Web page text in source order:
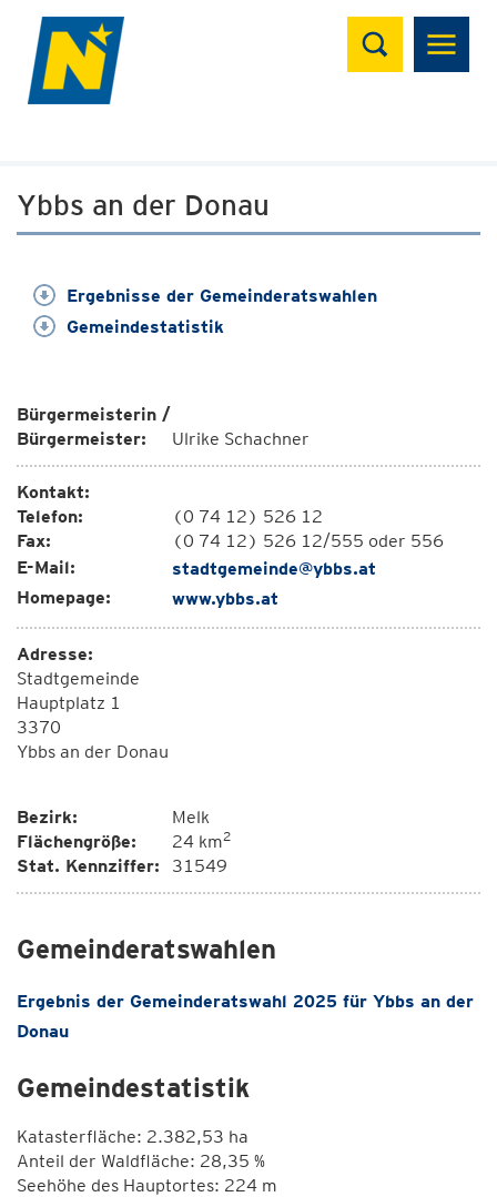
Suchen
Ybbs an der Donau
Ergebnisse der Gemeinderatswahlen
Gemeindestatistik
Bürgermeisterin /
Bürgermeister:
Ulrike Schachner
Kontakt:
Telefon:
(0 74 12) 526 12
Fax:
(0 74 12) 526 12/555 oder 556
E-Mail:
stadtgemeinde@ybbs.at
Homepage:
www.ybbs.at
Adresse:
Stadtgemeinde
Hauptplatz 1
3370
Ybbs an der Donau
Bezirk:
Melk
Flächengröße:
24 km2
Stat. Kennziffer: 31549
Gemeinderatswahlen
Ergebnis der Gemeinderatswahl 2025 für Ybbs an der
Donau
Gemeindestatistik
Katasterfläche: 2.382,53 ha
Anteil der Waldfläche: 28,35 %
Seehöhe des Hauptortes: 224 m